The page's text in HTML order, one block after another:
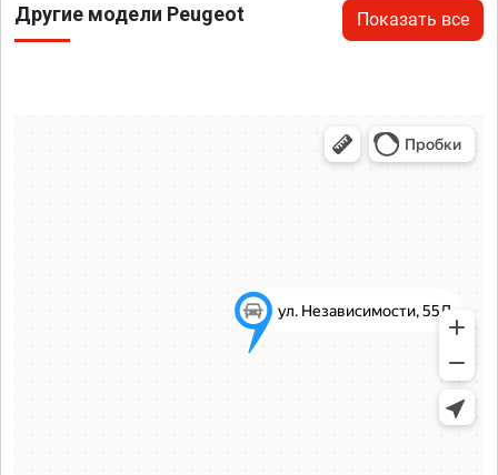
Другие модели Peugeot Показать все